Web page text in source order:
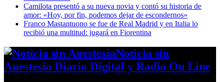
Camilota presentó a su nueva novia y contó su historia de
amor: «Hoy, por fin, podemos dejar de escondernos»
Franco Mastantuono se fue de Real Madrid y en Italia lo
recibió una multitud: jugará en Fiorentina
Noticia sin
Anestesia Diario Digital y Radio On Line